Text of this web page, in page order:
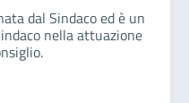
dal Sindaco ed è un
nella attuazione